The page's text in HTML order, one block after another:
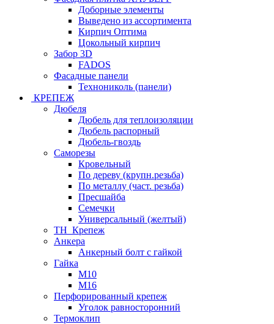
Доборные элементы
Выведено из ассортимента
Кирпич Оптима
Цокольный кирпич
Забор 3D
FADOS
Фасадные панели
Технониколь (панели)
КРЕПЕЖ
Дюбеля
Дюбель для теплоизоляции
Дюбель распорный
Дюбель-гвоздь
Саморезы
Кровельный
По дереву (крупн.резьба)
По металлу (част. резьба)
Пресшайба
Семечки
Универсальный (желтый)
ТН_Крепеж
Анкера
Анкерный болт с гайкой
Гайка
М10
М16
Перфорированный крепеж
Уголок равносторонний
Термоклип